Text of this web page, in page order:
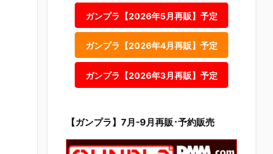
ガンプラ【2026年5月再販】予定
ガンプラ【2026年4月再販】予定
ガンプラ【2026年3月再販】予定
【ガンプラ】7月-9月再販･予約販売